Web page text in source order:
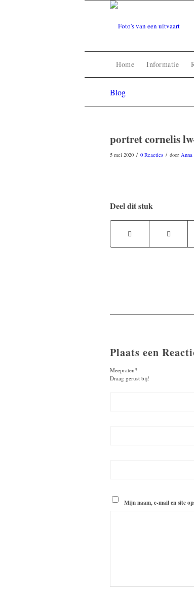
Home Informatie
Blog
portret cornelis
5 mei 2020 / 0 Reacties / door Anna
Deel dit stuk
Plaats een
Meepraten?
Draag gerust bij!
Mijn naam, e-mail en site